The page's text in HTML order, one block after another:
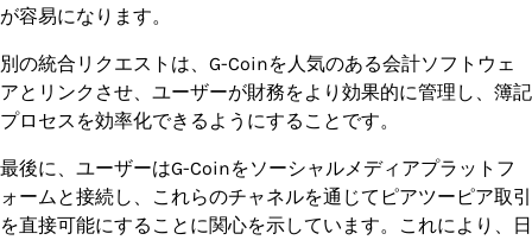
が容易になります。
別の統合リクエストは、G-Coinを人気のある会計ソフトウェ
アとリンクさせ、ユーザーが財務をより効果的に管理し、簿記
プロセスを効率化できるようにすることです。
最後に、ユーザーはG-Coinをソーシャルメディアプラットフ
ォームと接続し、これらのチャネルを通じてピアツーピア取引
を直接可能にすることに関心を示しています。これにより、日